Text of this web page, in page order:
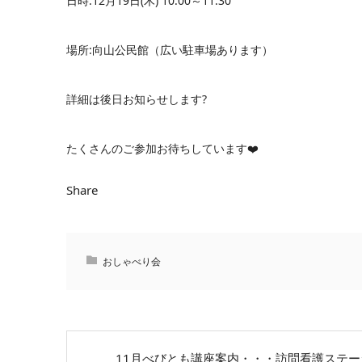
場所:向山公民館 （広い駐車場あります）
詳細は後日お知らせします?
たくさんのご参加お待ちしています❤️
Share
おしゃべり会
11月べびとも講座案内・・・訪問看護ステ